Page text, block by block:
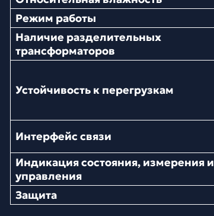
Режим работы
Наличие разделительных
трансформаторов
Устойчивость к перегрузкам
Интерфейс связи
Индикация состояния, измерения и
управления
Защита